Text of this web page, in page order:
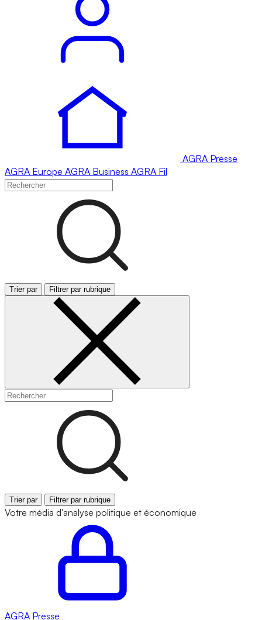
AGRA Presse
AGRA Europe AGRA Business AGRA Fil
Trier par Filtrer par rubrique
Trier par Filtrer par rubrique
Votre média d'analyse politique et économique
AGRA Presse